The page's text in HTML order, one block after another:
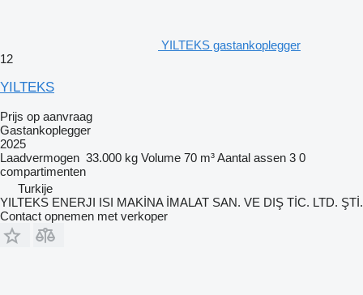
YILTEKS gastankoplegger
12
YILTEKS
Prijs op aanvraag
Gastankoplegger
2025
Laadvermogen 33.000 kg Volume 70 m³Aantal assen 3 0
compartimenten
Turkije
YILTEKS ENERJI ISI MAKİNA İMALAT SAN. VE DIŞ TİC. LTD. ŞTİ.
Contact opnemen met verkoper